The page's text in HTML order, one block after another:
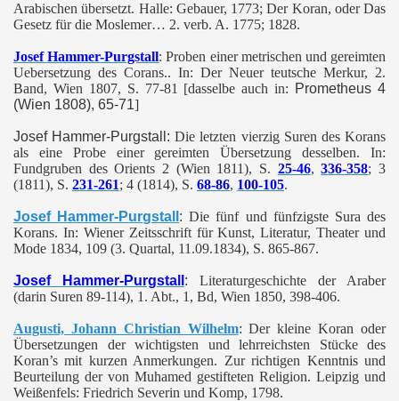
Arabischen übersetzt. Halle: Gebauer, 1773; Der Koran, oder Das
Gesetz für die Moslemer… 2. verb. A. 1775; 1828.
Josef Hammer-Purgstall:Proben einer metrischen und gereimten
Uebersetzung des Corans.. In: Der Neuer teutsche Merkur, 2.
Band, Wien 1807, S. 77-81 [dasselbe auch in: Prometheus 4
(Wien 1808), 65-71]
Josef Hammer-Purgstall:Die letzten vierzig Suren des Korans
als eine Probe einer gereimten Übersetzung desselben. In:
Fundgruben des Orients 2 (Wien 1811), S. 25-46,336-358; 3
(1811), S. 231-261; 4 (1814), S. 68-86, 100-105.
Josef Hammer-Purgstall :Die fünf und fünfzigste Sura des
Korans. In: Wiener Zeitsschrift für Kunst, Literatur, Theater und
Mode 1834, 109 (3. Quartal, 11.09.1834), S. 865-867.
Josef Hammer-Purgstall : Literaturgeschichte der Araber
(darin Suren 89-114), 1. Abt., 1, Bd, Wien 1850, 398-406.
Augusti, Johann Christian Wilhelm: Der kleine Koran oder
Übersetzungen der wichtigsten und lehrreichsten Stücke des
Koran’s mit kurzen Anmerkungen. Zur richtigen Kenntnis und
Beurteilung der von Muhamed gestifteten Religion. Leipzig und
Weißenfels: Friedrich Severin und Komp, 1798.